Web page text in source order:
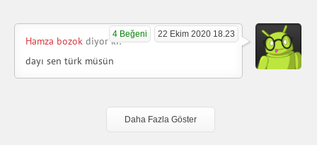
22 Ekim 2020 18.23
4 Beğeni
Hamza bozok diyor ki:
dayı sen türk müsün
Daha Fazla Göster